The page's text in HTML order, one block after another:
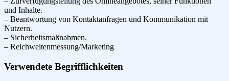
und Inhalte.
– Beantwortung von Kontaktanfragen und Kommunikation mit
Nutzern.
– Sicherheitsmaßnahmen.
– Reichweitenmessung/Marketing
Verwendete Begrifflichkeiten